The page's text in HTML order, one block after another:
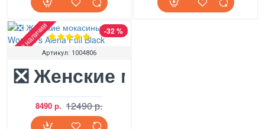
-32 %
Нет в наличииАртикул: 1004806
❎ Женские мокасины
8490 р. 12490 р.